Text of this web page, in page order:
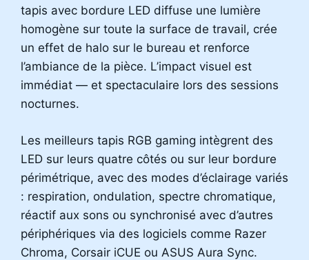
tapis avec bordure LED diffuse une lumière
homogène sur toute la surface de travail, crée
un effet de halo sur le bureau et renforce
l’ambiance de la pièce. L’impact visuel est
immédiat — et spectaculaire lors des sessions
nocturnes.
Les meilleurs tapis RGB gaming intègrent des
LED sur leurs quatre côtés ou sur leur bordure
périmétrique, avec des modes d’éclairage variés
: respiration, ondulation, spectre chromatique,
réactif aux sons ou synchronisé avec d’autres
périphériques via des logiciels comme Razer
Chroma, Corsair iCUE ou ASUS Aura Sync.